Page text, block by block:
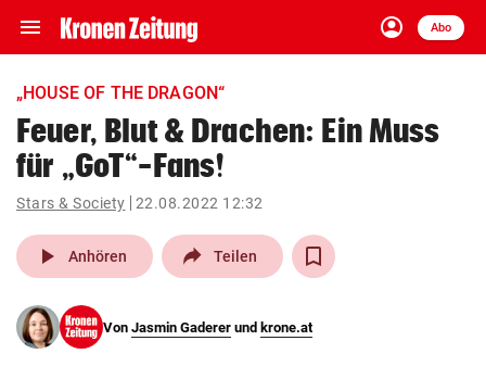
menu Navigation
ein-/ausklappen
account_circle
Anmelden
Abo
close Schließen
account_circle Anmelden
pin_drop
Wien arrow_right
„HOUSE OF THE DRAGON“
Feuer, Blut & Drachen: Ein Muss
für „GoT“-Fans!
Stars & Society 22.08.2022 12:32
play_arrow Anhören Teilen
Von Jasmin Gaderer und krone.at